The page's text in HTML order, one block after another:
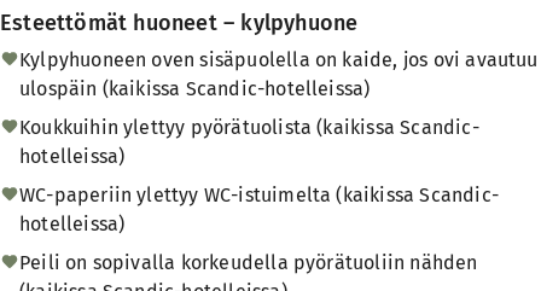
Esteettömät huoneet – kylpyhuone
Kylpyhuoneen oven sisäpuolella on kaide, jos ovi avautuu
ulospäin (kaikissa Scandic-hotelleissa)
Koukkuihin ylettyy pyörätuolista (kaikissa Scandic-
hotelleissa)
WC-paperiin ylettyy WC-istuimelta (kaikissa Scandic-
hotelleissa)
Peili on sopivalla korkeudella pyörätuoliin nähden